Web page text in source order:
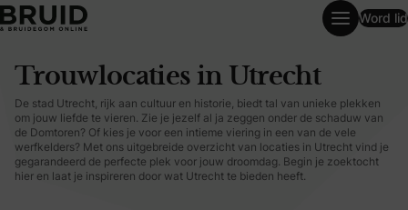
Word lid
Trouwlocaties in Utrecht
De stad Utrecht, rijk aan cultuur en historie, biedt tal van unieke plekken
om jouw liefde te vieren. Zie je jezelf al ja zeggen onder de schaduw van
de Domtoren? Of kies je voor een intieme viering in een van de vele
werfkelders? Met ons uitgebreide overzicht van locaties in Utrecht vind je
gegarandeerd de perfecte plek voor jouw droomdag. Begin je zoektocht
hier en laat je inspireren door wat Utrecht te bieden heeft.